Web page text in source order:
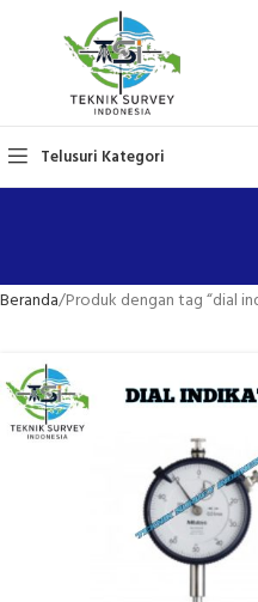
Telusuri Kategori
Beranda Produk dengan tag “dial